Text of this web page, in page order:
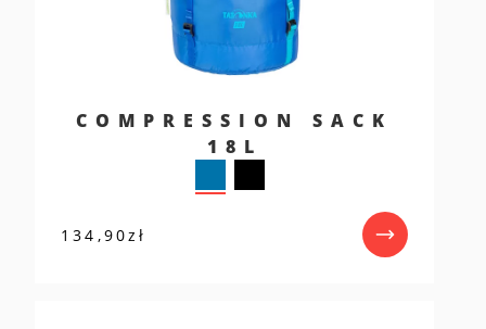
COMPRESSION SACK
18L
134,90zł